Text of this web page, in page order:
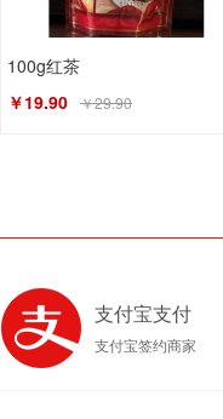
100g红茶
￥19.90 ￥29.90
支付宝支付
支付宝签约商家